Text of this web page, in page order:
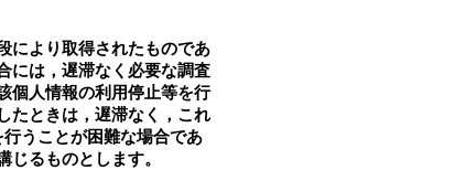
により取得されたものであ
には，遅滞なく必要な調査
個人情報の利用停止等を行
たときは，遅滞なく，これ
うことが困難な場合であ
るものとします。